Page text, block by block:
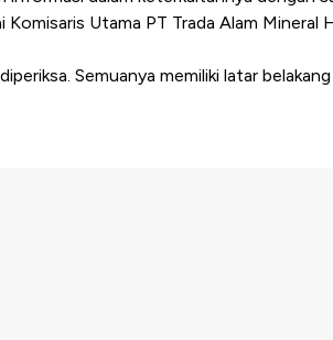
Komisaris Utama PT Trada Alam Mineral
Semuanya memiliki latar